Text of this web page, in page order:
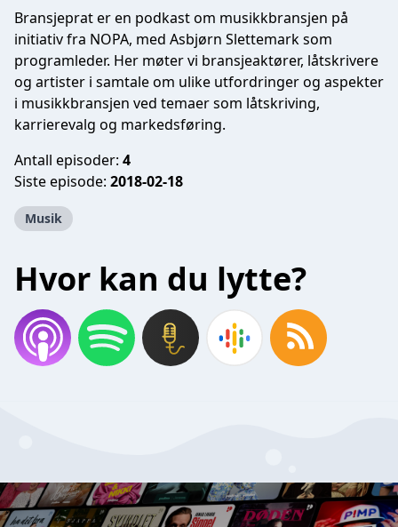
Bransjeprat er en podkast om musikkbransjen på
initiativ fra NOPA, med Asbjørn Slettemark som
programleder. Her møter vi bransjeaktører, låtskrivere
og artister i samtale om ulike utfordringer og aspekter
i musikkbransjen ved temaer som låtskriving,
karrierevalg og markedsføring.
Antall episoder: 4
Siste episode: 2018-02-18
Musik
Hvor kan du lytte?